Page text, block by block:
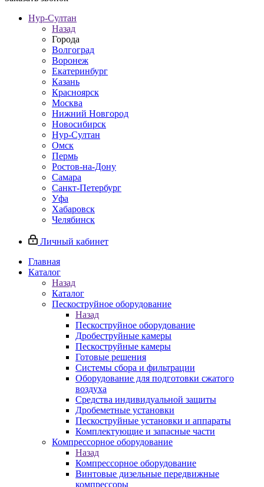
Нур-Султан
Назад
Города
Волгоград
Воронеж
Екатеринбург
Казань
Красноярск
Москва
Нижний Новгород
Новосибирск
Нур-Султан
Омск
Пермь
Ростов-на-Дону
Самара
Санкт-Петербург
Уфа
Хабаровск
Челябинск
Личный кабинет
Главная
Каталог
Назад
Каталог
Пескоструйное оборудование
Назад
Пескоструйное оборудование
Дробеструйные камеры
Пескоструйные камеры
Готовые решения
Системы сбора и фильтрации
Оборудование для подготовки сжатого
воздуха
Средства индивидуальной защиты
Дробеметные установки
Пескоструйные установки и аппараты
Комплектующие и запасные части
Компрессорное оборудование
Назад
Компрессорное оборудование
Винтовые дизельные передвижные
компрессоры